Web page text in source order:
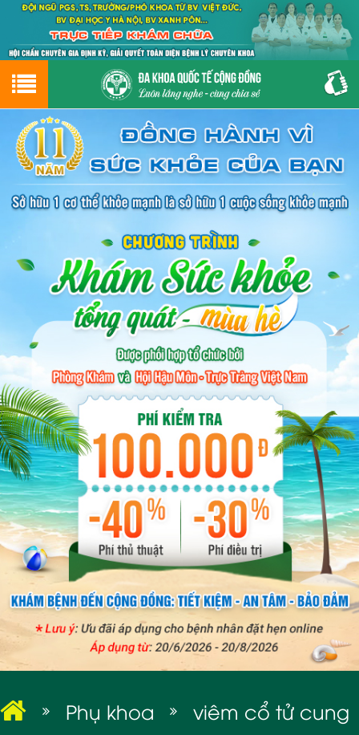
Hotline0243.9656.999tư vấn miễn phí
GIỚI THIỆU
GIỚI THIỆU VỀ PHÒNG KHÁM
CƠ SỞ VẬT CHẤT
ĐẶT HẸN LỊCH KHÁM
ĐƯỜNG TỚI PHÒNG KHÁM
PHỤ KHOA
BỆNH HẬU MÔN
BỆNH XÃ HỘI
Phụ khoa viêm cổ tử cung